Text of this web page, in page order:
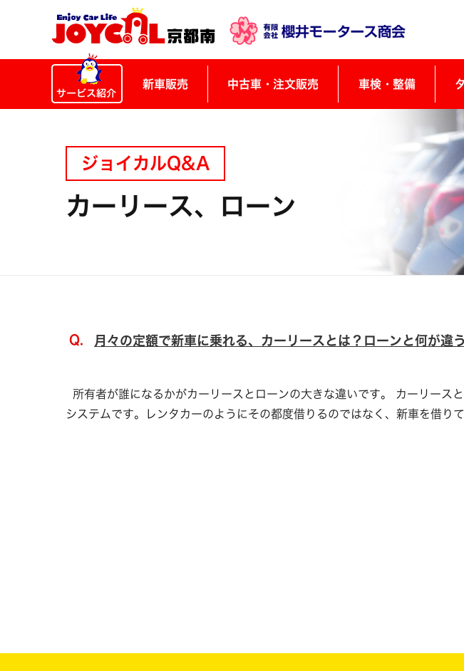
新車販売 中古車・注文販売 車検・整備
ジョイカルQ&A
カーリース、ローン
月々の定額で新車に乗れる、カーリースとは？ローンと何が違
所有者が誰になるかがカーリースとローンの大きな違いです。 カーリース
システムです。レンタカーのようにその都度借りるのではなく、新車を借り